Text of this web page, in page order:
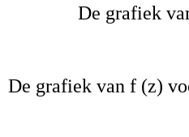
De grafiek
De grafiek van f (z)